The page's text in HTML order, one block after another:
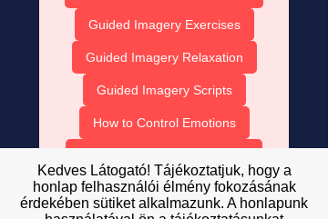
Guided Imagery Exercises
Guided Imagery Relaxation
Guided Imagery Scripts
How to Control Emotions
Inspirational Quotes for the Day
Kedves Látogató! Tájékoztatjuk, hogy a
honlap felhasználói élmény fokozásának
érdekében sütiket alkalmazunk. A honlapunk